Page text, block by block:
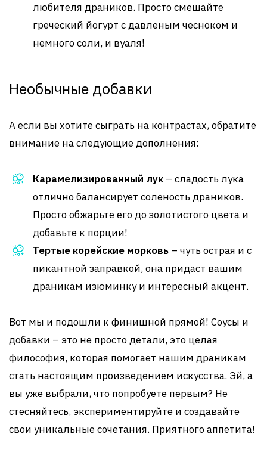
любителя драников. Просто смешайте
греческий йогурт с давленым чесноком и
немного соли, и вуаля!
Необычные добавки
А если вы хотите сыграть на контрастах, обратите
внимание на следующие дополнения:
Карамелизированный лук – сладость лука
отлично балансирует соленость драников.
Просто обжарьте его до золотистого цвета и
добавьте к порции!
Тертые корейские морковь – чуть острая и с
пикантной заправкой, она придаст вашим
драникам изюминку и интересный акцент.
Вот мы и подошли к финишной прямой! Соусы и
добавки – это не просто детали, это целая
философия, которая помогает нашим драникам
стать настоящим произведением искусства. Эй, а
вы уже выбрали, что попробуете первым? Не
стесняйтесь, экспериментируйте и создавайте
свои уникальные сочетания. Приятного аппетита!